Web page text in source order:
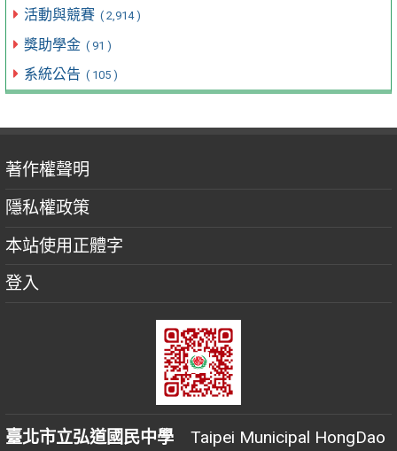
活動與競賽 ( 2,914 )
獎助學金 ( 91 )
系統公告 ( 105 )
著作權聲明
隱私權政策
本站使用正體字
登入
臺北市立弘道國民中學 Taipei Municipal HongDao